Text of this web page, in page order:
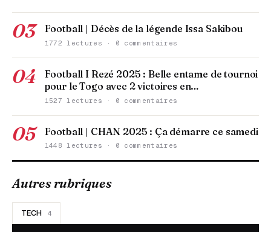
03 Football | Décès de la légende Issa Sakibou
1772 lectures · 0 commentaires
04
Football I Rezé 2025 : Belle entame de tournoi
pour le Togo avec 2 victoires en…
1527 lectures · 0 commentaires
05 Football | CHAN 2025 : Ça démarre ce samedi
1448 lectures · 0 commentaires
Autres rubriques
TECH 4